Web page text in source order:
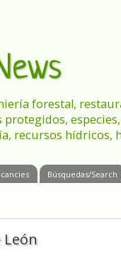
forestal,
recursos hídricos,
Búsquedas/Search
León